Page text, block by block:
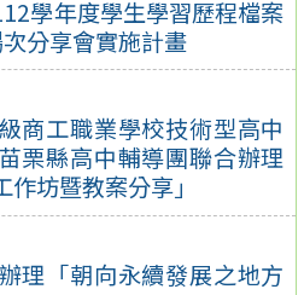
學年度學生學習歷程檔案
分享會實施計畫
商工職業學校技術型高中
栗縣高中輔導團聯合辦理
作坊暨教案分享」
理「朝向永續發展之地方